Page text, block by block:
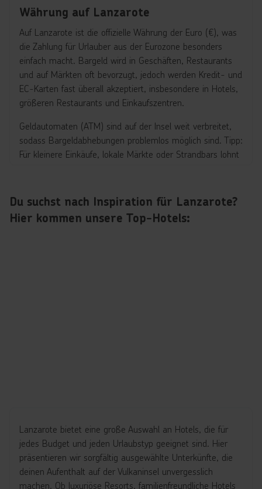
Währung auf Lanzarote
Auf Lanzarote ist die offizielle Währung der Euro (€), was
die Zahlung für Urlauber aus der Eurozone besonders
einfach macht. Bargeld wird in Geschäften, Restaurants
und auf Märkten oft bevorzugt, jedoch werden Kredit- und
EC-Karten fast überall akzeptiert, insbesondere in Hotels,
größeren Restaurants und Einkaufszentren.
Geldautomaten (ATM) sind auf der Insel weit verbreitet,
sodass Bargeldabhebungen problemlos möglich sind. Tipp:
Für kleinere Einkäufe, lokale Märkte oder Strandbars lohnt
von günstigen Restaurants bis zu exklusiven Hotels, aber
generell fair für Urlauber.
Du suchst nach Inspiration für Lanzarote?
Hier kommen unsere Top-Hotels:
Lanzarote bietet eine große Auswahl an Hotels, die für
jedes Budget und jeden Urlaubstyp geeignet sind. Hier
präsentieren wir sorgfältig ausgewählte Unterkünfte, die
deinen Aufenthalt auf der Vulkaninsel unvergesslich
machen. Ob luxuriöse Resorts, familienfreundliche Hotels